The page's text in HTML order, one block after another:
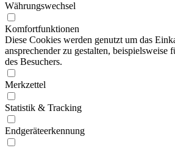
Währungswechsel
Komfortfunktionen
Diese Cookies werden genutzt um das
ansprechender zu gestalten, beispielsweise
des Besuchers.
Merkzettel
Statistik & Tracking
Endgeräteerkennung